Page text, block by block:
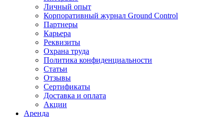
Личный опыт
Корпоративный журнал Ground Control
Партнеры
Карьера
Реквизиты
Охрана труда
Политика конфиденциальности
Статьи
Отзывы
Сертификаты
Доставка и оплата
Акции
Аренда